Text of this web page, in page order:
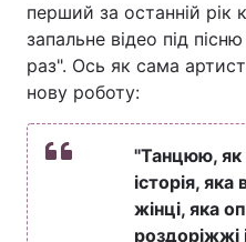
перший за останній рік
запальне відео під
раз". Ось як сама
нову роботу:
"Танцюю, як
історія,
жінці, яка
роздоріжжі